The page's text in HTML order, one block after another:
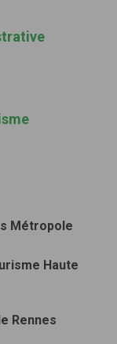
Métropole
Haute
Rennes